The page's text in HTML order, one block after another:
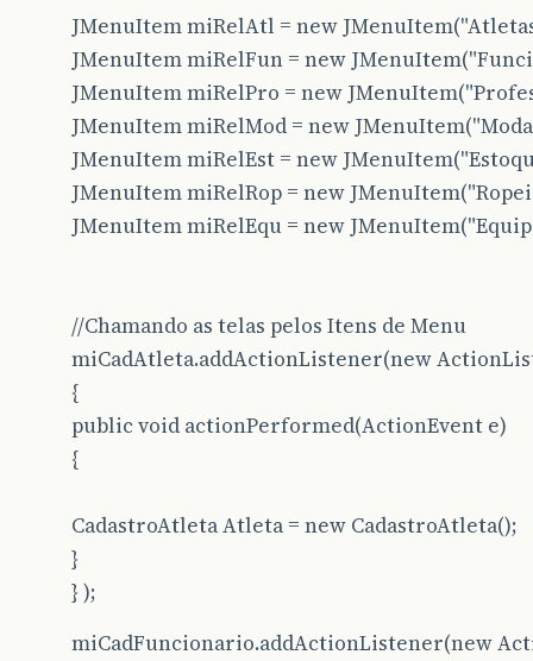
JMenuItem miRelAtl = new
JMenuItem miRelFun = new
JMenuItem miRelPro = new
JMenuItem miRelMod = new
JMenuItem miRelEst = new
JMenuItem miRelRop = new
JMenuItem miRelEqu = new
//Chamando as telas pelos Itens de Menu
miCadAtleta.addActionListener(new
{
public void actionPerformed(ActionEvent e)
{
CadastroAtleta Atleta = new CadastroAtleta();
}
} );
miCadFuncionario.addActionListener(new